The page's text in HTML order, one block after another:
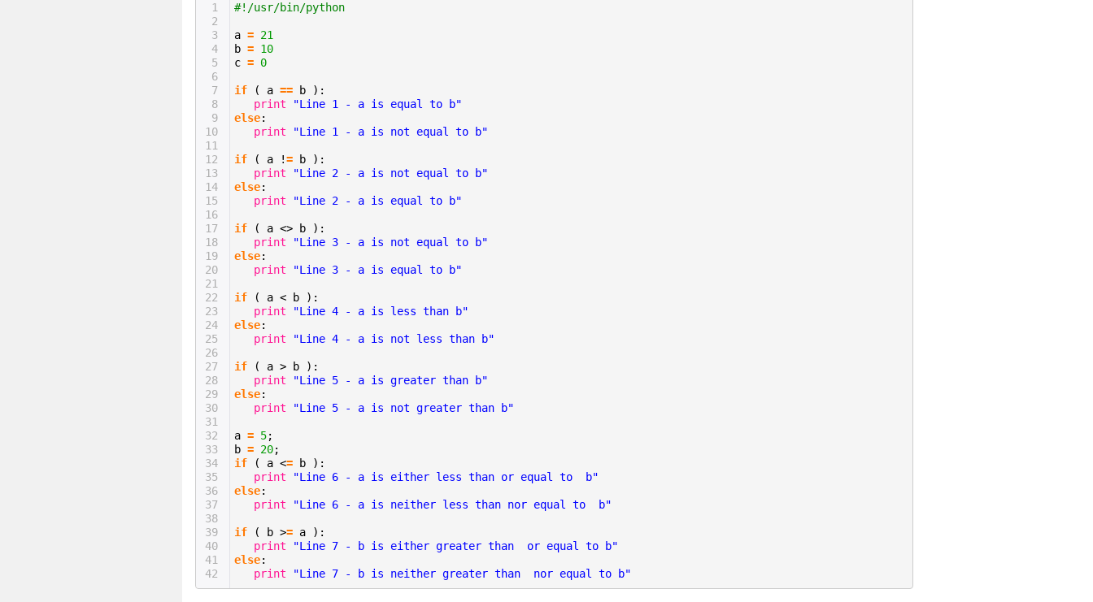
1
2
3
4
5
6
7
8
9
10
11
12
13
14
15
16
17
18
19
20
21
22
23
24
25
26
27
28
29
30
31
32
33
34
35
36
37
38
39
40
41
42
#!/usr/bin/python
a = 21
b = 10
c = 0
if ( a ==
b ):
print
"Line 1 - a is equal to b"
else:
print
"Line 1 - a is not equal to b"
if ( a !=
b ):
print
"Line 2 - a is not equal to b"
else:
print
"Line 2 - a is equal to b"
if
( a <> b ):
print
"Line 3 - a is not equal to b"
else:
print
"Line 3 - a is equal to b"
if
( a < b ):
print
"Line 4 - a is less than b"
else:
print
"Line 4 - a is not less than b"
if
( a > b ):
print
"Line 5 - a is greater than b"
else:
print
"Line 5 - a is not greater than b"
a = 5;
b = 20;
if
( a <=
b ):
print
"Line 6 - a is either less than or equal to b"
else:
print
"Line 6 - a is neither less than nor equal to b"
if ( b >= a ):
print
"Line 7 - b is either greater than or equal to b"
else:
print
"Line 7 - b is neither greater than nor equal to b"